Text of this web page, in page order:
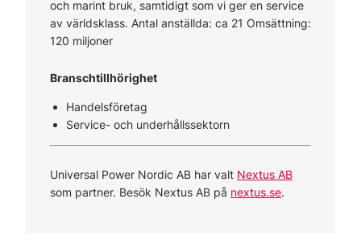
och marint bruk, samtidigt som vi ger en service
av världsklass. Antal anställda: ca 21 Omsättning:
120 miljoner
Branschtillhörighet
Handelsföretag
Service- och underhållssektorn
Universal Power Nordic AB har valt Nextus AB
som partner. Besök Nextus AB på nextus.se.